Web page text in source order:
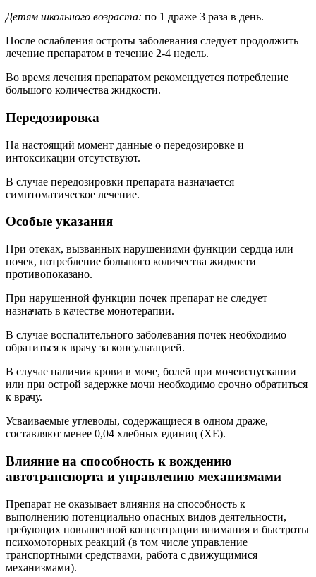
Детям школьного возраста: по 1 драже 3 раза в день.
После ослабления остроты заболевания следует продолжить
лечение препаратом в течение 2-4 недель.
Во время лечения препаратом рекомендуется потребление
большого количества жидкости.
Передозировка
На настоящий момент данные о передозировке и
интоксикации отсутствуют.
В случае передозировки препарата назначается
симптоматическое лечение.
Особые указания
При отеках, вызванных нарушениями функции сердца или
почек, потребление большого количества жидкости
противопоказано.
При нарушенной функции почек препарат не следует
назначать в качестве монотерапии.
В случае воспалительного заболевания почек необходимо
обратиться к врачу за консультацией.
В случае наличия крови в моче, болей при мочеиспускании
или при острой задержке мочи необходимо срочно обратиться
к врачу.
Усваиваемые углеводы, содержащиеся в одном драже,
составляют менее 0,04 хлебных единиц (ХЕ).
Влияние на способность к вождению
автотранспорта и управлению механизмами
Препарат не оказывает влияния на способность к
выполнению потенциально опасных видов деятельности,
требующих повышенной концентрации внимания и быстроты
психомоторных реакций (в том числе управление
транспортными средствами, работа с движущимися
механизмами).